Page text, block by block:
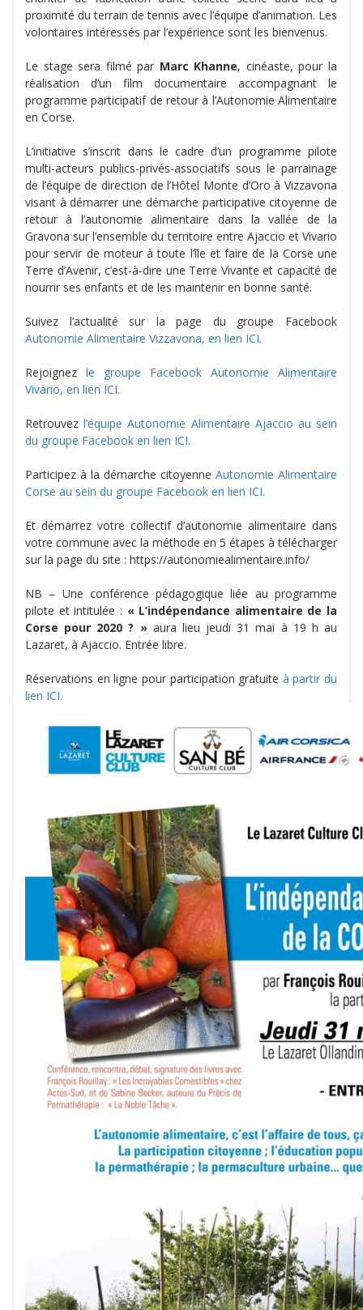
proximité du terrain de tennis avec l’équipe d’animation. Les
volontaires intéressés par l’expérience sont les bienvenus.
Le stage sera filmé par Marc Khanne, cinéaste, pour la
réalisation d’un film documentaire accompagnant le
programme participatif de retour à l’Autonomie Alimentaire
en Corse.
L’initiative s’inscrit dans le cadre d’un programme pilote
multi-acteurs publics-privés-associatifs sous le parrainage
de l’équipe de direction de l’Hôtel Monte d’Oro à Vizzavona
visant à démarrer une démarche participative citoyenne de
retour à l’autonomie alimentaire dans la vallée de la
Gravona sur l’ensemble du territoire entre Ajaccio et Vivario
pour servir de moteur à toute l’île et faire de la Corse une
Terre d’Avenir, c’est-à-dire une Terre Vivante et capacité de
nourrir ses enfants et de les maintenir en bonne santé.
Suivez l’actualité sur la page du groupe Facebook
Autonomie Alimentaire Vizzavona, en lien ICI.
Rejoignez le groupe Facebook Autonomie Alimentaire
Vivario, en lien ICI.
Retrouvezl’équipe Autonomie Alimentaire Ajaccio au sein
du groupe Facebook en lien ICI.
Participez à la démarche citoyenne Autonomie Alimentaire
Corse au sein du groupe Facebook en lien ICI.
Et démarrez votre collectif d’autonomie alimentaire dans
votre commune avec la méthode en 5 étapes à télécharger
sur la page du site : https://autonomiealimentaire.info/
NB – Une conférence pédagogique liée au programme
pilote et intitulée : « L’indépendance alimentaire de la
Corse pour 2020 ? »aura lieu jeudi 31 mai à 19 h au
Lazaret, à Ajaccio. Entrée libre.
Réservations en ligne pour participation gratuite à partir du
lien ICI.